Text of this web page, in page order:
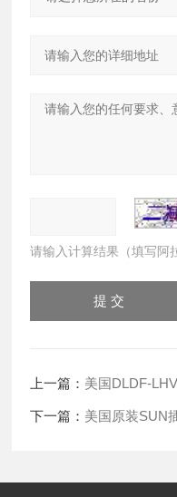
请输入计算结果（填写阿
上一篇： 美国DLDF-
下一篇： 美国原装SUN